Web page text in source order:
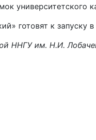
университетского
готовят к запуску
ННГУ им. Н.И.